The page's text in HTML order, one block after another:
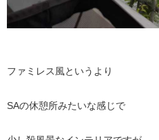
ファミレス風というより
SAの休憩所みたいな感じで